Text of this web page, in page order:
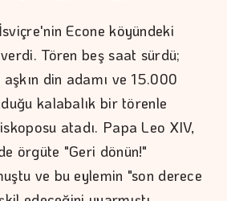
Econe köyündeki
Tören beş saat sürdü;
din adamı ve 15.000
kalabalık bir törenle
atadı. Papa Leo XIV,
örgüte "Geri dönün!"
ve bu eylemin "son derece